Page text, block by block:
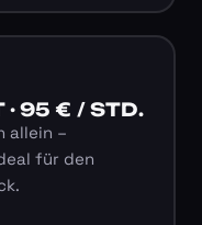
· 95 € / STD.
allein –
für den